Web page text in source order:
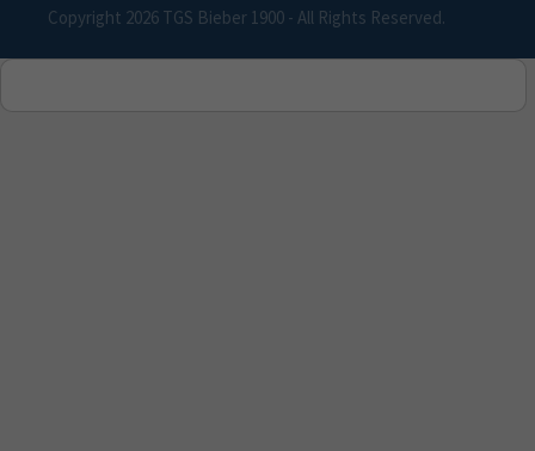
Copyright 2026 TGS Bieber 1900 - All Rights Reserved.